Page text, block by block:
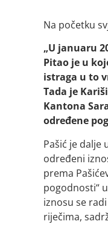
Na početku
„U januaru
Pitao je u
istraga u to
Tada je
Kantona
određene
Pašić je dalje
određeni
prema
pogodnosti“
iznosu se
riječima,